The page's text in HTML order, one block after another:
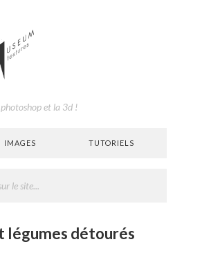
et la 3d !
IMAGES TUTORIELS
légumes détourés